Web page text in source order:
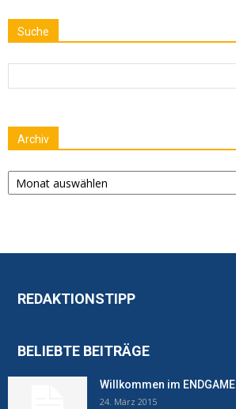
Suche
Archiv
Archiv
REDAKTIONSTIPP
BELIEBTE BEITRÄGE
Willkommen im ENDGAME
24. März 2015